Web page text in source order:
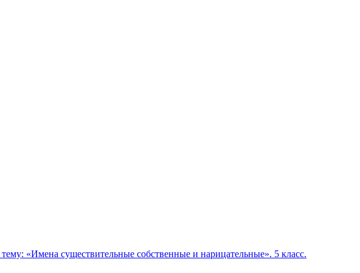
«Имена существительные собственные и нарицательные». 5 класс.